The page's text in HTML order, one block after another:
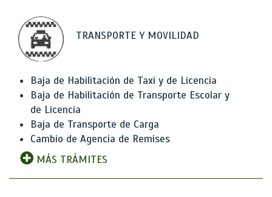
TRANSPORTE Y MOVILIDAD
Baja de Habilitación de Taxi y de Licencia
Baja de Habilitación de Transporte Escolar y
de Licencia
Baja de Transporte de Carga
Cambio de Agencia de Remises
MÁS TRÁMITES